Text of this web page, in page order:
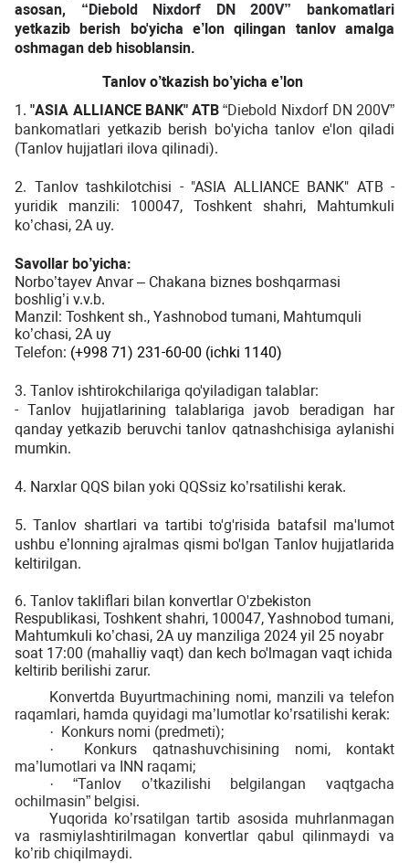
asosan,
“Diebold Nixdorf DN 200V”bankomatlari
yetkazib berish bo'yicha e’lon qilingan tanlov amalga
oshmagan deb hisoblansin.
Tanlov o’tkazish bo’yicha e’lon
1."ASIA ALLIANCE BANK" ATB “Diebold Nixdorf DN 200V”
bankomatlari yetkazib berish bo'yicha tanlov e'lon qiladi
(Tanlov hujjatlari ilova qilinadi).
2. Tanlov tashkilotchisi - "ASIA ALLIANCE BANK" ATB -
yuridik manzili: 100047, Toshkent shahri, Mahtumkuli
ko’chasi, 2A uy.
Savollar bo’yicha:
Norbo’tayev Anvar – Chakana biznes boshqarmasi
boshlig’i v.v.b.
Manzil: Toshkent sh., Yashnobod tumani, Mahtumquli
ko’chasi, 2A uy
Telefon: (+998 71) 231-60-00 (ichki 1140)
3. Tanlov ishtirokchilariga qo'yiladigan talablar:
- Tanlov hujjatlarining talablariga javob beradigan har
qanday yetkazib beruvchi tanlov qatnashchisiga aylanishi
mumkin.
4. Narxlar QQS bilan yoki QQSsiz ko’rsatilishi kerak.
5. Tanlov shartlari va tartibi to'g'risida batafsil ma'lumot
ushbu e’lonning ajralmas qismi bo'lgan Tanlov hujjatlarida
keltirilgan.
6. Tanlov takliflari bilan konvertlar O'zbekiston
Respublikasi, Toshkent shahri, 100047, Yashnobod tumani,
Mahtumkuli ko’chasi, 2A uy manziliga 2024 yil 25 noyabr
soat 17:00 (mahalliy vaqt) dan kech bo'lmagan vaqt ichida
keltirib berilishi zarur.
Konvertda Buyurtmachining nomi, manzili va telefon
raqamlari, hamda quyidagi ma’lumotlar ko’rsatilishi kerak:
· Konkurs nomi (predmeti);
·
Konkurs qatnashuvchisining nomi, kontakt
ma’lumotlari va INN raqami;
·
“Tanlov o’tkazilishi belgilangan vaqtgacha
ochilmasin” belgisi.
Yuqorida ko’rsatilgan tartib asosida muhrlanmagan
va rasmiylashtirilmagan konvertlar qabul qilinmaydi va
ko’rib chiqilmaydi.